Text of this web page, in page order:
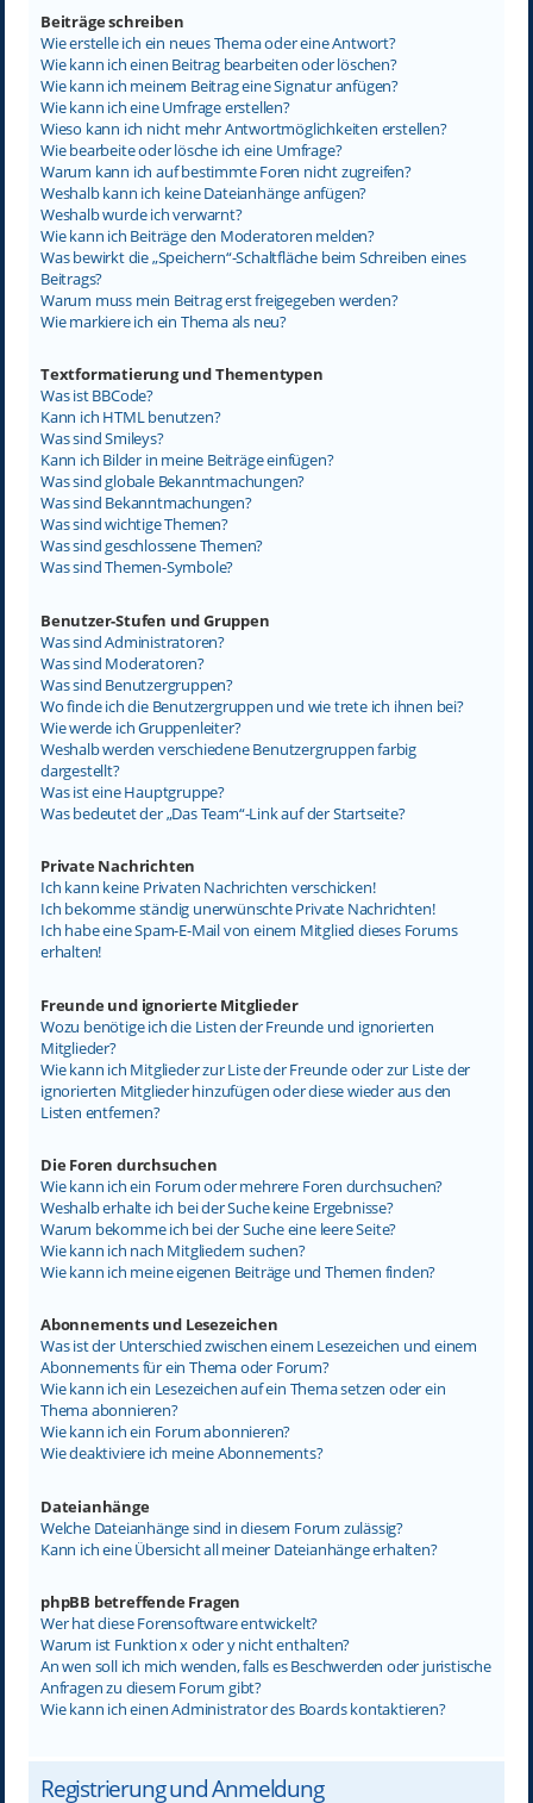
Beiträge schreiben
Wie erstelle ich ein neues Thema oder eine Antwort?
Wie kann ich einen Beitrag bearbeiten oder löschen?
Wie kann ich meinem Beitrag eine Signatur anfügen?
Wie kann ich eine Umfrage erstellen?
Wieso kann ich nicht mehr Antwortmöglichkeiten erstellen?
Wie bearbeite oder lösche ich eine Umfrage?
Warum kann ich auf bestimmte Foren nicht zugreifen?
Weshalb kann ich keine Dateianhänge anfügen?
Weshalb wurde ich verwarnt?
Wie kann ich Beiträge den Moderatoren melden?
Was bewirkt die „Speichern“-Schaltfläche beim Schreiben eines
Beitrags?
Warum muss mein Beitrag erst freigegeben werden?
Wie markiere ich ein Thema als neu?
Textformatierung und Thementypen
Was ist BBCode?
Kann ich HTML benutzen?
Was sind Smileys?
Kann ich Bilder in meine Beiträge einfügen?
Was sind globale Bekanntmachungen?
Was sind Bekanntmachungen?
Was sind wichtige Themen?
Was sind geschlossene Themen?
Was sind Themen-Symbole?
Benutzer-Stufen und Gruppen
Was sind Administratoren?
Was sind Moderatoren?
Was sind Benutzergruppen?
Wo finde ich die Benutzergruppen und wie trete ich ihnen bei?
Wie werde ich Gruppenleiter?
Weshalb werden verschiedene Benutzergruppen farbig
dargestellt?
Was ist eine Hauptgruppe?
Was bedeutet der „Das Team“-Link auf der Startseite?
Private Nachrichten
Ich kann keine Privaten Nachrichten verschicken!
Ich bekomme ständig unerwünschte Private Nachrichten!
Ich habe eine Spam-E-Mail von einem Mitglied dieses Forums
erhalten!
Freunde und ignorierte Mitglieder
Wozu benötige ich die Listen der Freunde und ignorierten
Mitglieder?
Wie kann ich Mitglieder zur Liste der Freunde oder zur Liste der
ignorierten Mitglieder hinzufügen oder diese wieder aus den
Listen entfernen?
Die Foren durchsuchen
Wie kann ich ein Forum oder mehrere Foren durchsuchen?
Weshalb erhalte ich bei der Suche keine Ergebnisse?
Warum bekomme ich bei der Suche eine leere Seite?
Wie kann ich nach Mitgliedern suchen?
Wie kann ich meine eigenen Beiträge und Themen finden?
Abonnements und Lesezeichen
Was ist der Unterschied zwischen einem Lesezeichen und einem
Abonnements für ein Thema oder Forum?
Wie kann ich ein Lesezeichen auf ein Thema setzen oder ein
Thema abonnieren?
Wie kann ich ein Forum abonnieren?
Wie deaktiviere ich meine Abonnements?
Dateianhänge
Welche Dateianhänge sind in diesem Forum zulässig?
Kann ich eine Übersicht all meiner Dateianhänge erhalten?
phpBB betreffende Fragen
Wer hat diese Forensoftware entwickelt?
Warum ist Funktion x oder y nicht enthalten?
An wen soll ich mich wenden, falls es Beschwerden oder juristische
Anfragen zu diesem Forum gibt?
Wie kann ich einen Administrator des Boards kontaktieren?
Registrierung und Anmeldung